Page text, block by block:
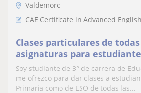
Valdemoro
CAE Certificate in Advanced English
Clases particulares de
asignaturas para
y Secundaria
Soy studiante de 3° de carrera de
me ofrezco para dar clases a
Primaria como de ESO de todas las...